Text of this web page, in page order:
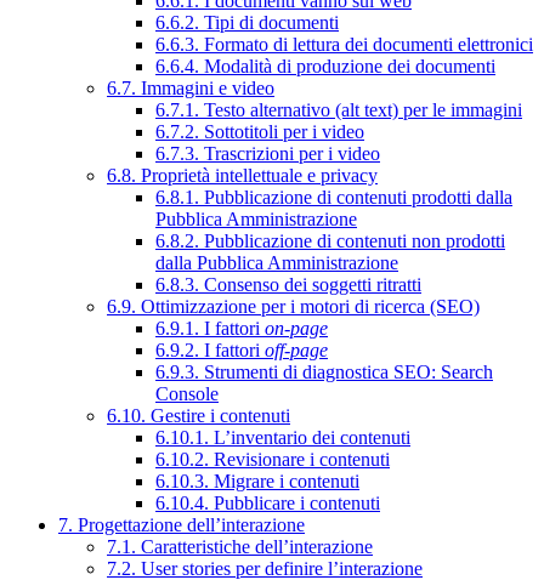
6.6.2. Tipi di documenti
6.6.3. Formato di lettura dei documenti elettronici
6.6.4. Modalità di produzione dei documenti
6.7. Immagini e video
6.7.1. Testo alternativo (alt text) per le immagini
6.7.2. Sottotitoli per i video
6.7.3. Trascrizioni per i video
6.8. Proprietà intellettuale e privacy
6.8.1. Pubblicazione di contenuti prodotti dalla
Pubblica Amministrazione
6.8.2. Pubblicazione di contenuti non prodotti
dalla Pubblica Amministrazione
6.8.3. Consenso dei soggetti ritratti
6.9. Ottimizzazione per i motori di ricerca (SEO)
6.9.1. I fattori on-page
6.9.2. I fattori off-page
6.9.3. Strumenti di diagnostica SEO: Search
Console
6.10. Gestire i contenuti
6.10.1. L’inventario dei contenuti
6.10.2. Revisionare i contenuti
6.10.3. Migrare i contenuti
6.10.4. Pubblicare i contenuti
7. Progettazione dell’interazione
7.1. Caratteristiche dell’interazione
7.2. User stories per definire l’interazione